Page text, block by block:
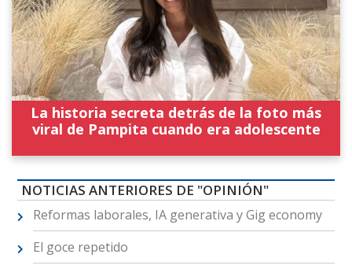
La historia secreta detrás de la foto más
viral de Pampita cuando era adolescente
NOTICIAS ANTERIORES DE "OPINIÓN"
Reformas laborales, IA generativa y Gig economy
El goce repetido